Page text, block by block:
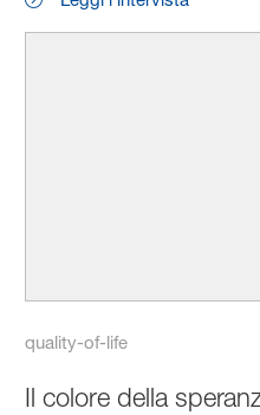
quality-of-life
Il colore della